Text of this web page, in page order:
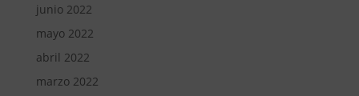
junio 2022
mayo 2022
abril 2022
marzo 2022